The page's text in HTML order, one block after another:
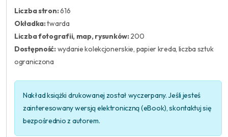
Liczba stron:616
Okładka:twarda
Liczba fotografii, map, rysunków:200
Dostępność:wydanie kolekcjonerskie, papier kreda, liczba sztuk
ograniczona
Nakład książki drukowanej został wyczerpany. Jeśli jesteś
zainteresowany wersją elektroniczną (eBook), skontaktuj się
bezpośrednio z autorem.